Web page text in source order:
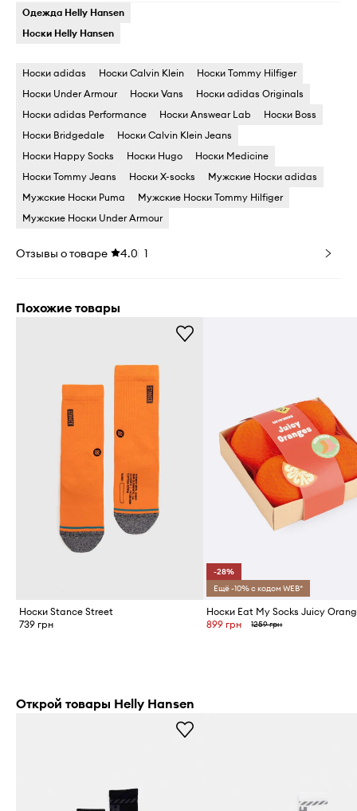
Одежда Helly Hansen
Носки Helly Hansen
Носки adidas Носки Calvin Klein
Носки Tommy Hilfiger
Носки Under Armour
Носки Vans
Носки adidas Originals
Носки adidas Performance
Носки Answear Lab
Носки Boss
Носки Bridgedale
Носки Calvin Klein Jeans
Носки Happy Socks
Носки Hugo
Носки Medicine
Носки Tommy Jeans
Носки X-socks
Мужские Носки adidas
Мужские Носки Puma
Мужские Носки Tommy Hilfiger
Мужские Носки Under Armour
Отзывы о товаре 4.0 1
Похожие товары
Носки Stance Street
739 грн
-28%
Ещё -10% с кодом WEB*
899 грн 1259 грн
Открой товары Helly Hansen